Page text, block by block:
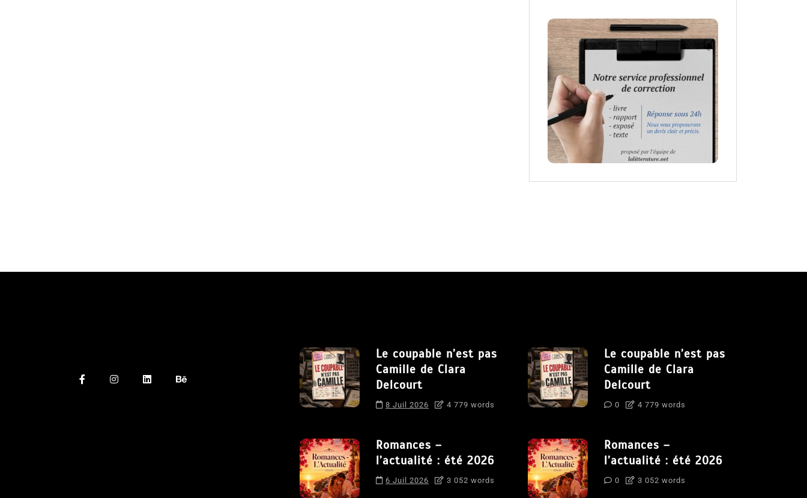
Le coupable n’est pas
Camille de Clara
Delcourt
8 Juil 2026 4 779 words
Romances –
l’actualité : été 2026
6 Juil 2026 3 052 words
Le coupable n’est pas
Camille de Clara
Delcourt
0 4 779 words
Romances –
l’actualité : été 2026
0 3 052 words